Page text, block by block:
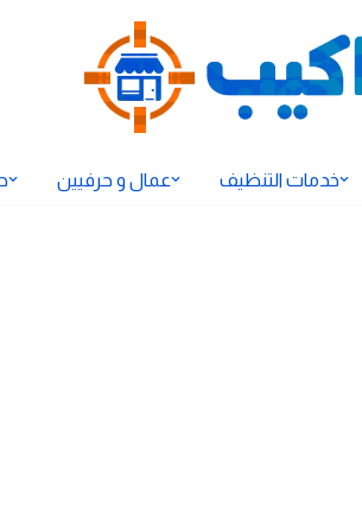
خدمات التنظيف عمال و حرفيين